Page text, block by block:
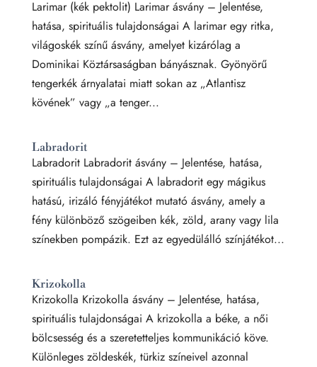
Larimar (kék pektolit) Larimar ásvány – Jelentése,
hatása, spirituális tulajdonságai A larimar egy ritka,
világoskék színű ásvány, amelyet kizárólag a
Dominikai Köztársaságban bányásznak. Gyönyörű
tengerkék árnyalatai miatt sokan az „Atlantisz
kövének” vagy „a tenger...
Labradorit
Labradorit Labradorit ásvány – Jelentése, hatása,
spirituális tulajdonságai A labradorit egy mágikus
hatású, irizáló fényjátékot mutató ásvány, amely a
fény különböző szögeiben kék, zöld, arany vagy lila
színekben pompázik. Ezt az egyedülálló színjátékot...
Krizokolla
Krizokolla Krizokolla ásvány – Jelentése, hatása,
spirituális tulajdonságai A krizokolla a béke, a női
bölcsesség és a szeretetteljes kommunikáció köve.
Különleges zöldeskék, türkiz színeivel azonnal